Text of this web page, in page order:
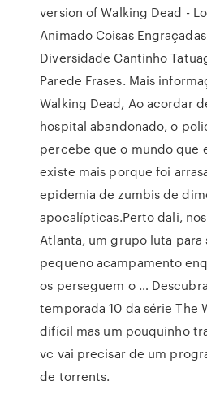
version of Walking Dead -
Animado Coisas
Diversidade Cantinho
Parede Frases. Mais
Walking Dead, Ao acordar
hospital abandonado, o
percebe que o mundo que
existe mais porque foi
epidemia de zumbis de
apocalípticas.Perto dali,
Atlanta, um grupo luta para
pequeno acampamento
os perseguem o …
temporada 10 da série The
difícil mas um pouquinho
vc vai precisar de um
de torrents.